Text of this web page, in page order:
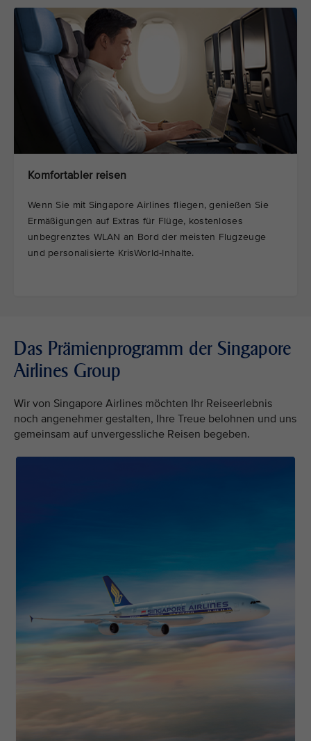
Komfortabler reisen
Wenn Sie mit Singapore Airlines fliegen, genießen Sie
Ermäßigungen auf Extras für Flüge, kostenloses
unbegrenztes WLAN an Bord der meisten Flugzeuge
und personalisierte KrisWorld-Inhalte.
Das Prämienprogramm der Singapore
Airlines Group
Wir von Singapore Airlines möchten Ihr Reiseerlebnis
noch angenehmer gestalten, Ihre Treue belohnen und uns
gemeinsam auf unvergessliche Reisen begeben.